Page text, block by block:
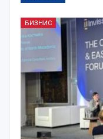
БИЗНИС